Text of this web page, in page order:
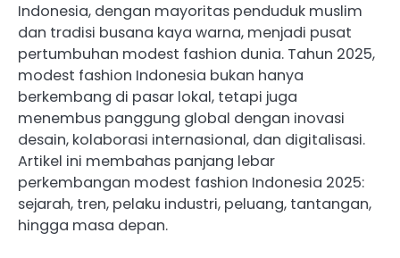
Indonesia, dengan mayoritas penduduk muslim
dan tradisi busana kaya warna, menjadi pusat
pertumbuhan modest fashion dunia. Tahun 2025,
modest fashion Indonesia bukan hanya
berkembang di pasar lokal, tetapi juga
menembus panggung global dengan inovasi
desain, kolaborasi internasional, dan digitalisasi.
Artikel ini membahas panjang lebar
perkembangan modest fashion Indonesia 2025:
sejarah, tren, pelaku industri, peluang, tantangan,
hingga masa depan.